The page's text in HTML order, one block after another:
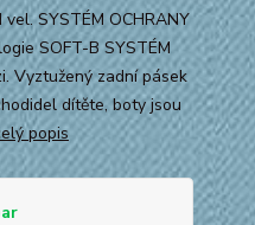
SYSTÉM OCHRANY
SOFT-B SYSTÉM
Vyztužený zadní pásek
dítěte, boty jsou
popis